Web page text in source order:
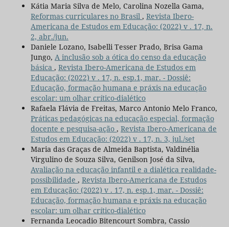
Kátia Maria Silva de Melo, Carolina Nozella Gama,
Reformas curriculares no Brasil , Revista Ibero-
Americana de Estudos em Educação: (2022) v . 17, n.
2, abr./jun.
Daniele Lozano, Isabelli Tesser Prado, Brisa Gama
Jungo, A inclusão sob a ótica do censo da educação
básica , Revista Ibero-Americana de Estudos em
Educação: (2022) v . 17, n. esp.1, mar. - Dossiê:
Educação, formação humana e práxis na educação
escolar: um olhar crítico-dialético
Rafaela Flávia de Freitas, Marco Antonio Melo Franco,
Práticas pedagógicas na educação especial, formação
docente e pesquisa-ação , Revista Ibero-Americana de
Estudos em Educação: (2022) v . 17, n. 3, jul./set
Maria das Graças de Almeida Baptista, Valdinélia
Virgulino de Souza Silva, Genilson José da Silva,
Avaliação na educação infantil e a dialética realidade-
possibilidade , Revista Ibero-Americana de Estudos
em Educação: (2022) v . 17, n. esp.1, mar. - Dossiê:
Educação, formação humana e práxis na educação
escolar: um olhar crítico-dialético
Fernanda Leocadio Bitencourt Sombra, Cassio